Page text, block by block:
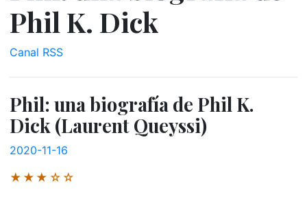
Phil K. Dick
Canal RSS
Phil: una biografía de Phil K.
Dick (Laurent Queyssi)
2020-11-16
★★★☆☆